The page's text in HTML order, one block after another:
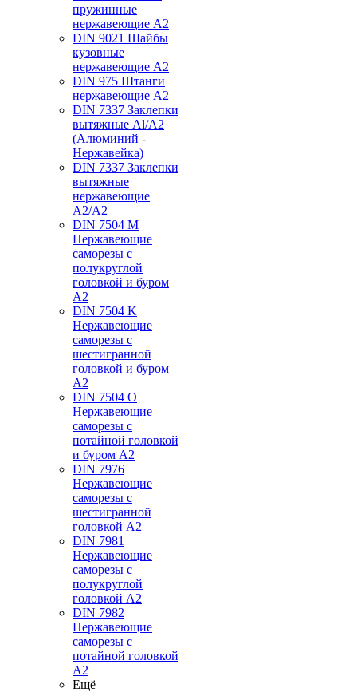
пружинные
нержавеющие А2
DIN 9021 Шайбы
кузовные
нержавеющие А2
DIN 975 Штанги
нержавеющие А2
DIN 7337 Заклепки
вытяжные Al/A2
(Алюминий -
Нержавейка)
DIN 7337 Заклепки
вытяжные
нержавеющие
A2/A2
DIN 7504 M
Нержавеющие
саморезы с
полукруглой
головкой и буром
А2
DIN 7504 K
Нержавеющие
саморезы с
шестигранной
головкой и буром
А2
DIN 7504 O
Нержавеющие
саморезы с
потайной головкой
и буром А2
DIN 7976
Нержавеющие
саморезы с
шестигранной
головкой А2
DIN 7981
Нержавеющие
саморезы с
полукруглой
головкой А2
DIN 7982
Нержавеющие
саморезы с
потайной головкой
А2
Ещё